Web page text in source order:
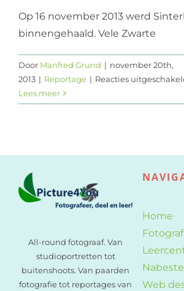
Web design
Contact
Op 16 november 2013 werd
binnengehaald. Vele Zwarte
Door Manfred Grund | november 20th,
2013 | Reportage | Reacties
Lees meer
All-round fotograaf. Van
studioportretten tot
buitenshoots. Van paarden
fotografie tot reportages van
Home
Web